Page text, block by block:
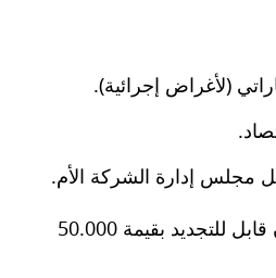
(لأغراض إجرائية).
مجلس إدارة الشركة الأم.
: ضمان قابل للتجديد بقيمة 50.000